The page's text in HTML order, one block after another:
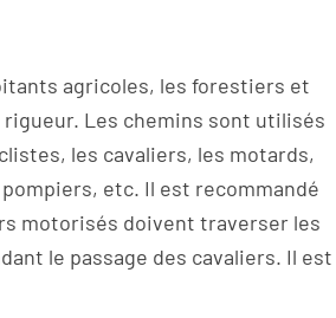
agricoles, les forestiers et
Les chemins sont utilisés
les cavaliers, les motards,
etc. Il est recommandé
motorisés doivent traverser les
le passage des cavaliers. Il est